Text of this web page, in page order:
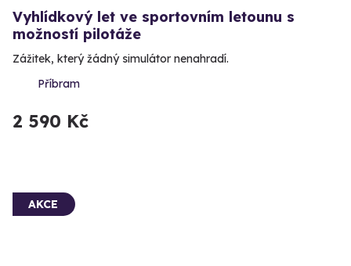
Vyhlídkový let ve sportovním letounu s
možností pilotáže
Zážitek, který žádný simulátor nenahradí.
Příbram
2 590 Kč
AKCE